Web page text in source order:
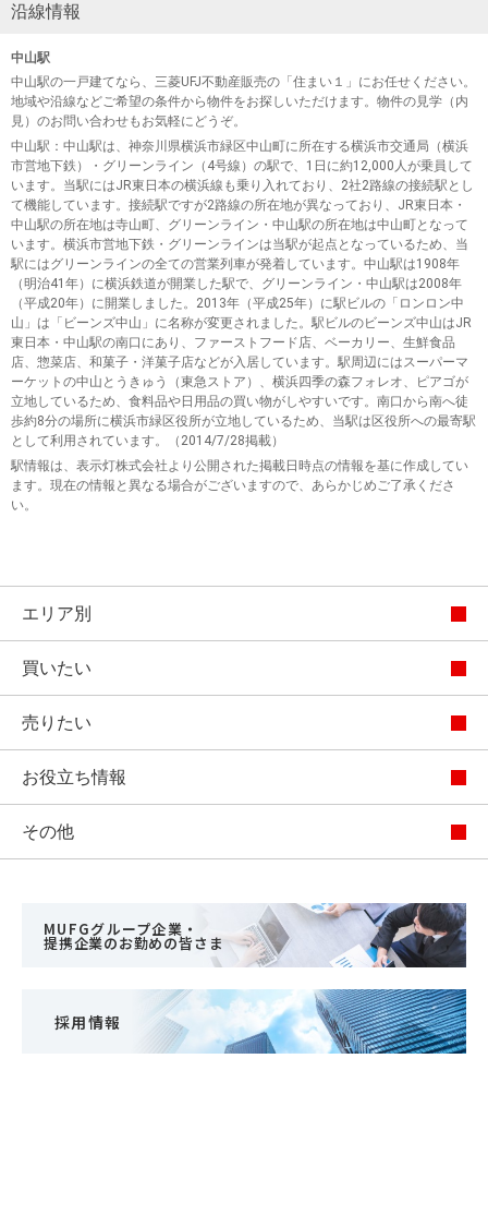
沿線情報
中山駅
中山駅の一戸建てなら、三菱UFJ不動産販売の「住まい１」にお任せください。
地域や沿線などご希望の条件から物件をお探しいただけます。物件の見学（内
見）のお問い合わせもお気軽にどうぞ。
中山駅 ：中山駅は、神奈川県横浜市緑区中山町に所在する横浜市交通局（横浜
市営地下鉄）・グリーンライン（4号線）の駅で、1日に約12,000人が乗員して
います。当駅にはJR東日本の横浜線も乗り入れており、2社2路線の接続駅とし
て機能しています。接続駅ですが2路線の所在地が異なっており、JR東日本・
中山駅の所在地は寺山町、グリーンライン・中山駅の所在地は中山町となって
います。横浜市営地下鉄・グリーンラインは当駅が起点となっているため、当
駅にはグリーンラインの全ての営業列車が発着しています。中山駅は1908年
（明治41年）に横浜鉄道が開業した駅で、グリーンライン・中山駅は2008年
（平成20年）に開業しました。2013年（平成25年）に駅ビルの「ロンロン中
山」は「ビーンズ中山」に名称が変更されました。駅ビルのビーンズ中山はJR
東日本・中山駅の南口にあり、ファーストフード店、ベーカリー、生鮮食品
店、惣菜店、和菓子・洋菓子店などが入居しています。駅周辺にはスーパーマ
ーケットの中山とうきゅう（東急ストア）、横浜四季の森フォレオ、ピアゴが
立地しているため、食料品や日用品の買い物がしやすいです。南口から南へ徒
歩約8分の場所に横浜市緑区役所が立地しているため、当駅は区役所への最寄駅
として利用されています。（2014/7/28掲載）
駅情報は、表示灯株式会社より公開された掲載日時点の情報を基に作成してい
ます。現在の情報と異なる場合がございますので、あらかじめご了承くださ
い。
エリア別
買いたい
売りたい
お役立ち情報
その他
MUFGグループ企業・
提携企業のお勤めの皆さま
採用情報